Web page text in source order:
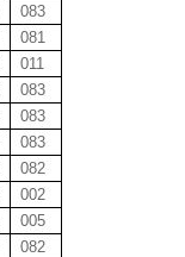
083
081
011
083
083
083
082
002
005
082